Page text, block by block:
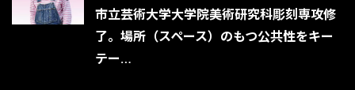
市立芸術大学大学院美術研究科彫刻専攻修
了。場所（スペース）のもつ公共性をキー
テー…